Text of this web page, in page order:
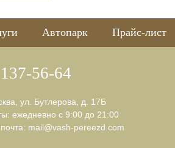
Автопарк Прайс-лист
56-64
ул. Бутлерова, д. 17Б
ежедневно с 9:00 до 21:00
mail@vash-pereezd.com